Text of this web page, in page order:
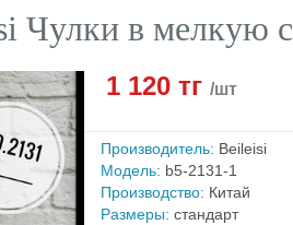
Чулки в мелкую
1 120 тг/шт
Производитель: Beileisi
Модель: b5-2131-1
Производство: Китай
Размеры: стандарт